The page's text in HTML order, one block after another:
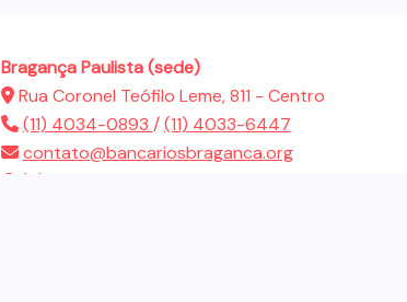
Bragança Paulista (sede)
Rua Coronel Teófilo Leme, 811 - Centro
(11) 4034-0893 /(11) 4033-6447
contato@bancariosbraganca.org
(11) 94286-5522